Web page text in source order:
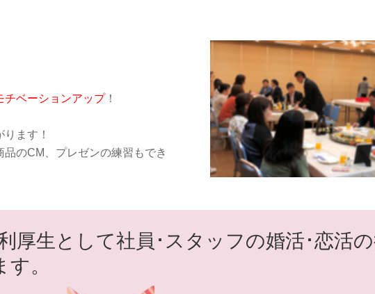
チベーションアップ！
ます！
のCM、プレゼンの練習もでき
厚生として社員･スタッフの婚活･恋活
。